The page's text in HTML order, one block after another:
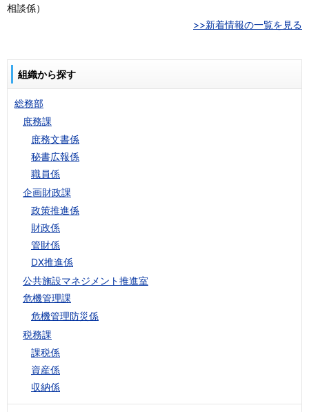
相談係）
>>新着情報の一覧を見る
組織から探す
総務部
庶務課
庶務文書係
秘書広報係
職員係
企画財政課
政策推進係
財政係
管財係
DX推進係
公共施設マネジメント推進室
危機管理課
危機管理防災係
税務課
課税係
資産係
収納係